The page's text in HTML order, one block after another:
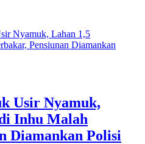
Usir Nyamuk,
Inhu Malah
Diamankan Polisi